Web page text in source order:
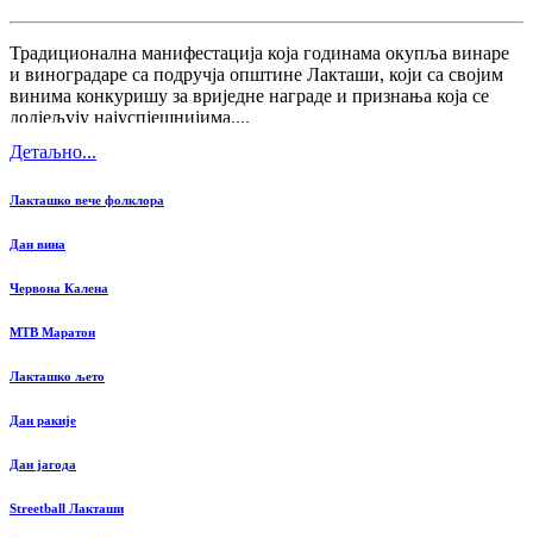
Традиционална манифестација која годинама окупља винаре
и виноградаре са подручја општине Лакташи, који са својим
винима конкуришу за вриједне награде и признања која се
додјељују најуспјешнијима....
Детаљно...
Лакташко вече фолклора
Дан вина
Червона Калена
MTB Маратон
Лакташко љето
Дан ракије
Дан јагода
Streetball Лакташи